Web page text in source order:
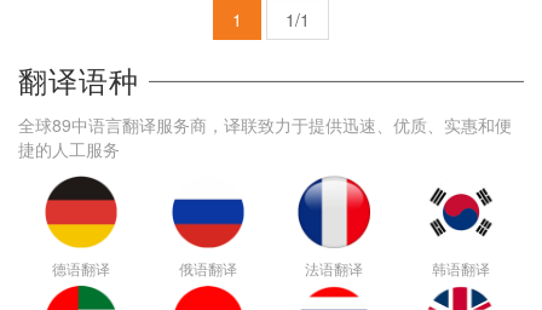
1 1/1
翻译语种
全球89中语言翻译服务商，译联致力于提供迅速、优质、实惠和便
捷的人工服务
德语翻译 俄语翻译 法语翻译 韩语翻译